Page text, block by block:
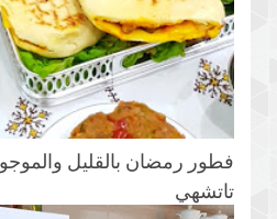
فطور رمضان بالقليل
تاتشهي